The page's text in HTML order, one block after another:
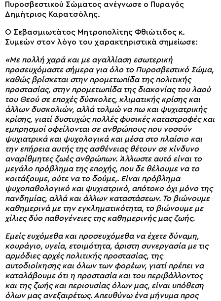
Πυροσβεστικού Σώματος ανέγνωσε ο Πυραγός
Δημήτριος Καρατσόλης.
Ο Σεβασμιωτάτος Μητροπολίτης Φθιώτιδος κ.
Συμεών στον λόγο του χαρακτηριστικά σημείωσε:
«Με πολλή χαρά και με αγαλλίαση εσωτερική
προσευχόμαστε σήμερα για όλο το Πυροσβεστικό Σώμα,
καθώς βρίσκεται στην προμετωπίδα της πολιτικής
προστασίας, στην προμετωπίδα της διακονίας του λαού
του Θεού σε εποχές δύσκολες, κλιματικής κρίσης και
άλλων δυσκολιών, αλλά τολμώ να πω και ψυχιατρικής
κρίσης, γιατί δυστυχώς πολλές φυσικές καταστροφές και
εμπρησμοί οφείλονται σε ανθρώπους που νοσούν
ψυχιατρικά και ψυχολογικά και μέσα στο πλαίσιο και
την επήρεια αυτής της ασθένειας θέτουν σε κίνδυνο
αναρίθμητες ζωές ανθρώπων. Άλλωστε αυτό είναι το
μεγάλο πρόβλημα της εποχής, που δε θέλουμε να το
κοιτάξουμε, ούτε να το δούμε,. Είναι πρόβλημα
ψυχοπαθολογικό και ψυχιατρικό, απότοκο όχι μόνο της
πανδημίας, αλλά και άλλων καταστάσεων. Το βιώνουμε
καθημερινά με την εγκληματικότητα, το βιώνουμε με
χίλιες δύο παθογένειες της καθημερινής μας ζωής.
Εμείς ευχόμεθα και προσευχόμεθα να έχετε δύναμη,
κουράγιο, υγεία, ετοιμότητα, άριστη συνεργασία με τις
αρμόδιες αρχές πολιτικής προστασίας, της
αυτοδιοίκησης και όλων των φορέων, γιατί πρέπει να
καταλάβουμε ότι η προστασία και του περιβάλλοντος
και της ζωής και περιουσίας όλων μας, είναι υπόθεση
όλων μας ανεξαιρέτως. Απευθύνω ένα μήνυμα προς